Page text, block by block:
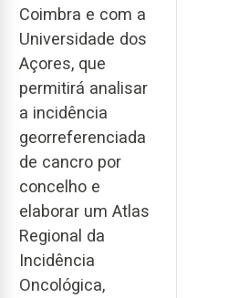
Coimbra e com a
Universidade dos
Açores, que
permitirá analisar
a incidência
georreferenciada
de cancro por
concelho e
elaborar um Atlas
Regional da
Incidência
Oncológica,